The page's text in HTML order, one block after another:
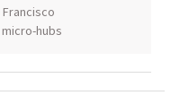
Francisco
micro-hubs